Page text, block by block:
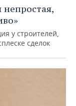
у строителей,
сделок